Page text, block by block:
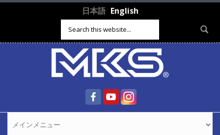
Skip to main content 日本語 English
Search form